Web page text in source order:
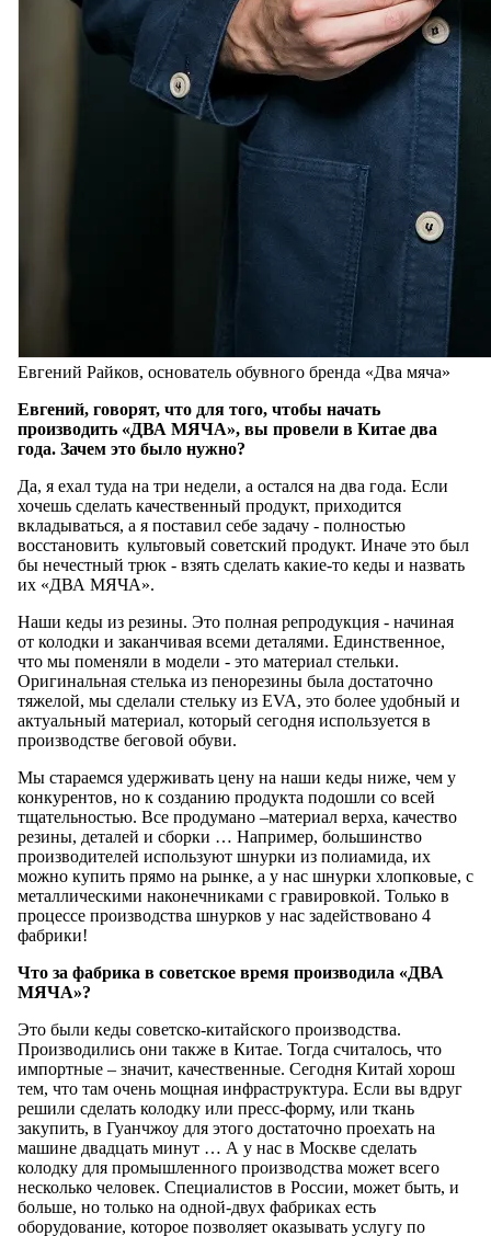
Евгений Райков, основатель обувного бренда «Два мяча»
Евгений, говорят, что для того, чтобы начать
производить «ДВА МЯЧА», вы провели в Китае два
года. Зачем это было нужно?
Да, я ехал туда на три недели, а остался на два года. Если
хочешь сделать качественный продукт, приходится
вкладываться, а я поставил себе задачу - полностью
восстановить культовый советский продукт. Иначе это был
бы нечестный трюк - взять сделать какие-то кеды и назвать
их «ДВА МЯЧА».
Наши кеды из резины. Это полная репродукция - начиная
от колодки и заканчивая всеми деталями. Единственное,
что мы поменяли в модели - это материал стельки.
Оригинальная стелька из пенорезины была достаточно
тяжелой, мы сделали стельку из EVA, это более удобный и
актуальный материал, который сегодня используется в
производстве беговой обуви.
Мы стараемся удерживать цену на наши кеды ниже, чем у
конкурентов, но к созданию продукта подошли со всей
тщательностью. Все продумано –материал верха, качество
резины, деталей и сборки … Например, большинство
производителей используют шнурки из полиамида, их
можно купить прямо на рынке, а у нас шнурки хлопковые, с
металлическими наконечниками с гравировкой. Только в
процессе производства шнурков у нас задействовано 4
фабрики!
Что за фабрика в советское время производила «ДВА
МЯЧА»?
Это были кеды советско-китайского производства.
Производились они также в Китае. Тогда считалось, что
импортные – значит, качественные. Сегодня Китай хорош
тем, что там очень мощная инфраструктура. Если вы вдруг
решили сделать колодку или пресс-форму, или ткань
закупить, в Гуанчжоу для этого достаточно проехать на
машине двадцать минут … А у нас в Москве сделать
колодку для промышленного производства может всего
несколько человек. Специалистов в России, может быть, и
больше, но только на одной-двух фабриках есть
оборудование, которое позволяет оказывать услугу по